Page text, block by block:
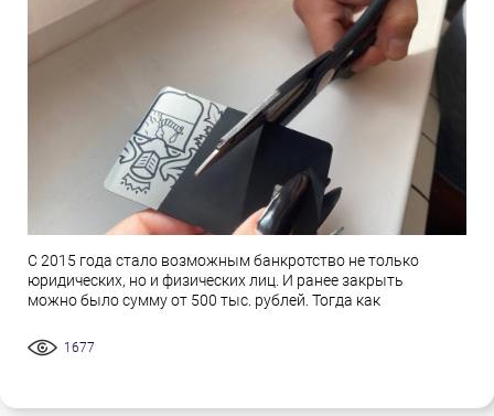
С 2015 года стало возможным банкротство не только
юридических, но и физических лиц. И ранее закрыть
можно было сумму от 500 тыс. рублей. Тогда как
1677